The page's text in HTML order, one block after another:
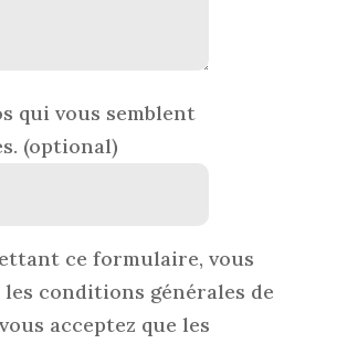
qui vous semblent
(optional)
ce formulaire, vous
les conditions générales de
acceptez que les